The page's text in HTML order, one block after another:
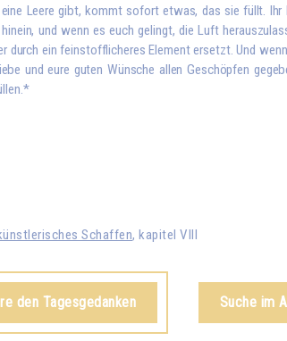
Leere gibt, kommt sofort etwas, das sie füllt.
und wenn es euch gelingt, die Luft
durch ein feinstofflicheres Element ersetzt. Und
und eure guten Wünsche allen Geschöpfen
Schaffen, kapitel VIII
den Tagesgedanken Suche im